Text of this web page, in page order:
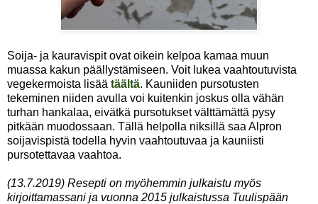
Soija- ja kauravispit ovat oikein kelpoa kamaa muun
muassa kakun päällystämiseen. Voit lukea vaahtoutuvista
vegekermoista lisää täältä. Kauniiden pursotusten
tekeminen niiden avulla voi kuitenkin joskus olla vähän
turhan hankalaa, eivätkä pursotukset välttämättä pysy
pitkään muodossaan. Tällä helpolla niksillä saa Alpron
soijavispistä todella hyvin vaahtoutuvaa ja kauniisti
pursotettavaa vaahtoa.
(13.7.2019) Resepti on myöhemmin julkaistu myös
kirjoittamassani ja vuonna 2015 julkaistussa Tuulispään